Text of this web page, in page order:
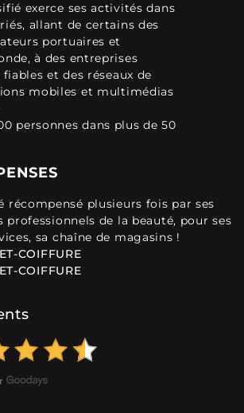
exerce ses activités dans
allant de certains des
portuaires et
à des entreprises
et des réseaux de
mobiles et multimédias
personnes dans plus de 50
récompensé plusieurs fois par ses
professionnels de la beauté, pour ses
sa chaîne de magasins !